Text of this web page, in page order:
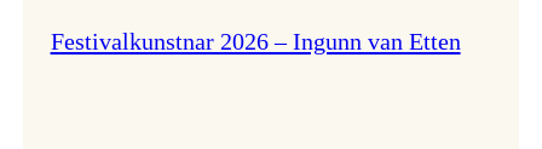
Festivalkunstnar 2026 – Ingunn van Etten